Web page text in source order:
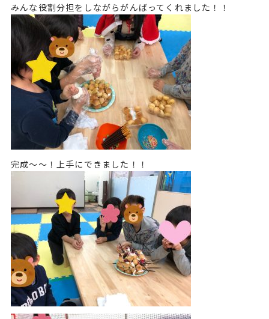
みんな役割分担をしながらがんばってくれました！！
完成～～！上手にできました！！